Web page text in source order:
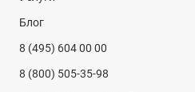
Блог
8 (495) 604 00 00
8 (800) 505-35-98